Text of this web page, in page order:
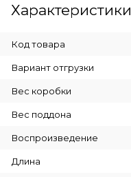
Характеристики
Код товара
Вариант отгрузки
Вес коробки
Вес поддона
Воспроизведение
Длина